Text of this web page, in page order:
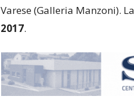
Varese (Galleria Manzoni).
2017.